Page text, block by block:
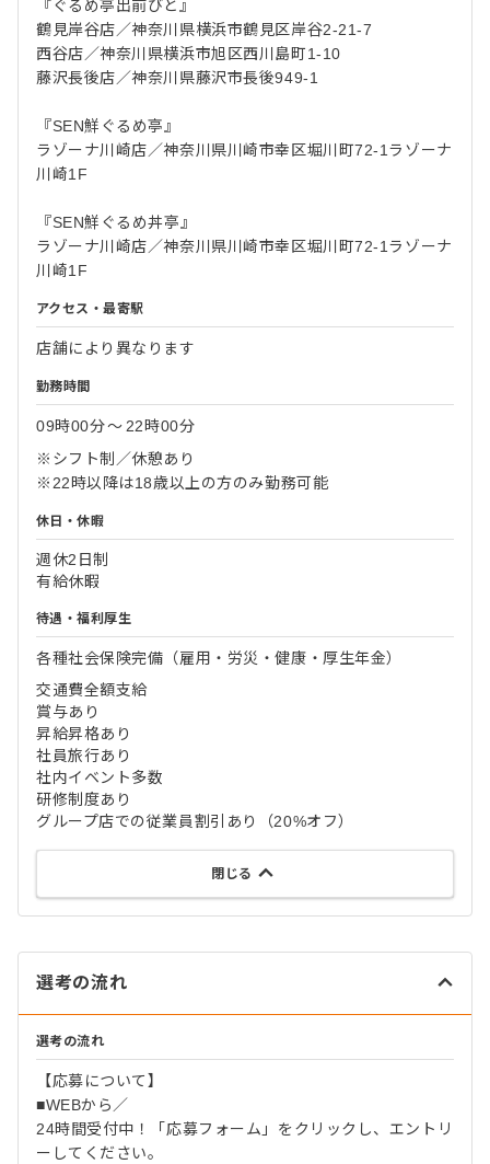
『ぐるめ亭出前びと』
鶴見岸谷店／神奈川県横浜市鶴見区岸谷2-21-7
西谷店／神奈川県横浜市旭区西川島町1-10
藤沢長後店／神奈川県藤沢市長後949-1
『SEN鮮ぐるめ亭』
ラゾーナ川崎店／神奈川県川崎市幸区堀川町72-1ラゾーナ
川崎1F
『SEN鮮ぐるめ丼亭』
ラゾーナ川崎店／神奈川県川崎市幸区堀川町72-1ラゾーナ
川崎1F
アクセス・最寄駅
店舗により異なります
勤務時間
09時00分〜22時00分
※シフト制／休憩あり
※22時以降は18歳以上の方のみ勤務可能
休日・休暇
週休2日制
有給休暇
待遇・福利厚生
各種社会保険完備（雇用・労災・健康・厚生年金）
交通費全額支給
賞与あり
昇給昇格あり
社員旅行あり
社内イベント多数
研修制度あり
グループ店での従業員割引あり（20%オフ）
閉じる
選考の流れ
選考の流れ
【応募について】
■WEBから／
24時間受付中！「応募フォーム」をクリックし、エントリ
ーしてください。